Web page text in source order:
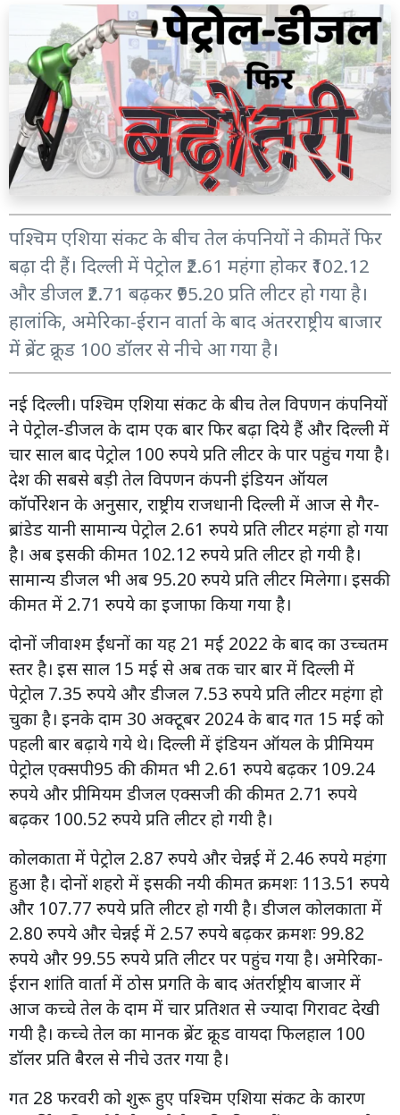
पश्चिम एशिया संकट के बीच तेल कंपनियों ने कीमतें फिर
बढ़ा दी हैं। दिल्ली में पेट्रोल ₹2.61 महंगा होकर ₹102.12
और डीजल ₹2.71 बढ़कर ₹95.20 प्रति लीटर हो गया है।
हालांकि, अमेरिका-ईरान वार्ता के बाद अंतरराष्ट्रीय बाजार
में ब्रेंट क्रूड 100 डॉलर से नीचे आ गया है।
नई दिल्ली। पश्चिम एशिया संकट के बीच तेल विपणन कंपनियों
ने पेट्रोल-डीजल के दाम एक बार फिर बढ़ा दिये हैं और दिल्ली में
चार साल बाद पेट्रोल 100 रुपये प्रति लीटर के पार पहुंच गया है।
देश की सबसे बड़ी तेल विपणन कंपनी इंडियन ऑयल
कॉर्पोरेशन के अनुसार, राष्ट्रीय राजधानी दिल्ली में आज से गैर-
ब्रांडेड यानी सामान्य पेट्रोल 2.61 रुपये प्रति लीटर महंगा हो गया
है। अब इसकी कीमत 102.12 रुपये प्रति लीटर हो गयी है।
सामान्य डीजल भी अब 95.20 रुपये प्रति लीटर मिलेगा। इसकी
कीमत में 2.71 रुपये का इजाफा किया गया है।
दोनों जीवाश्म ईंधनों का यह 21 मई 2022 के बाद का उच्चतम
स्तर है। इस साल 15 मई से अब तक चार बार में दिल्ली में
पेट्रोल 7.35 रुपये और डीजल 7.53 रुपये प्रति लीटर महंगा हो
चुका है। इनके दाम 30 अक्टूबर 2024 के बाद गत 15 मई को
पहली बार बढ़ाये गये थे। दिल्ली में इंडियन ऑयल के प्रीमियम
पेट्रोल एक्सपी95 की कीमत भी 2.61 रुपये बढ़कर 109.24
रुपये और प्रीमियम डीजल एक्सजी की कीमत 2.71 रुपये
बढ़कर 100.52 रुपये प्रति लीटर हो गयी है।
कोलकाता में पेट्रोल 2.87 रुपये और चेन्नई में 2.46 रुपये महंगा
हुआ है। दोनों शहरो में इसकी नयी कीमत क्रमशः 113.51 रुपये
और 107.77 रुपये प्रति लीटर हो गयी है। डीजल कोलकाता में
2.80 रुपये और चेन्नई में 2.57 रुपये बढ़कर क्रमशः 99.82
रुपये और 99.55 रुपये प्रति लीटर पर पहुंच गया है। अमेरिका-
ईरान शांति वार्ता में ठोस प्रगति के बाद अंतर्राष्ट्रीय बाजार में
आज कच्चे तेल के दाम में चार प्रतिशत से ज्यादा गिरावट देखी
गयी है। कच्चे तेल का मानक ब्रेंट क्रूड वायदा फिलहाल 100
डॉलर प्रति बैरल से नीचे उतर गया है।
गत 28 फरवरी को शुरू हुए पश्चिम एशिया संकट के कारण